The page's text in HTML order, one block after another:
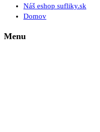
Náš eshop sufliky.sk
Domov
Menu